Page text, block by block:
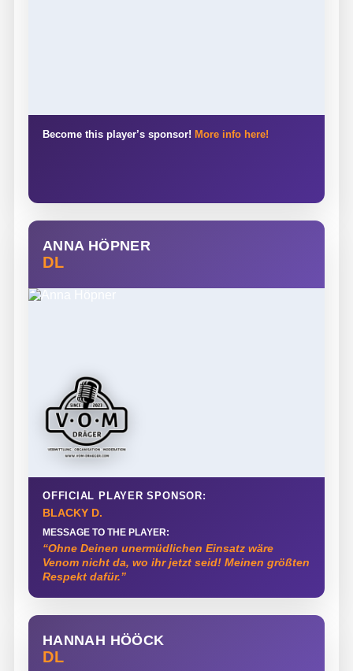
Become this player’s sponsor! More info here!
ANNA HÖPNER
DL
OFFICIAL PLAYER SPONSOR:
BLACKY D.
MESSAGE TO THE PLAYER:
“Ohne Deinen unermüdlichen Einsatz wäre
Venom nicht da, wo ihr jetzt seid! Meinen größten
Respekt dafür.”
HANNAH HÖÖCK
DL